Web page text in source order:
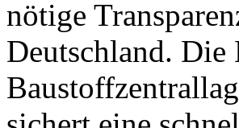
nötige
Deutschland.